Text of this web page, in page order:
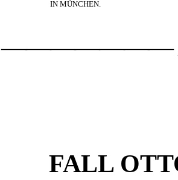
IN MÜNCHEN.
———————
FALL